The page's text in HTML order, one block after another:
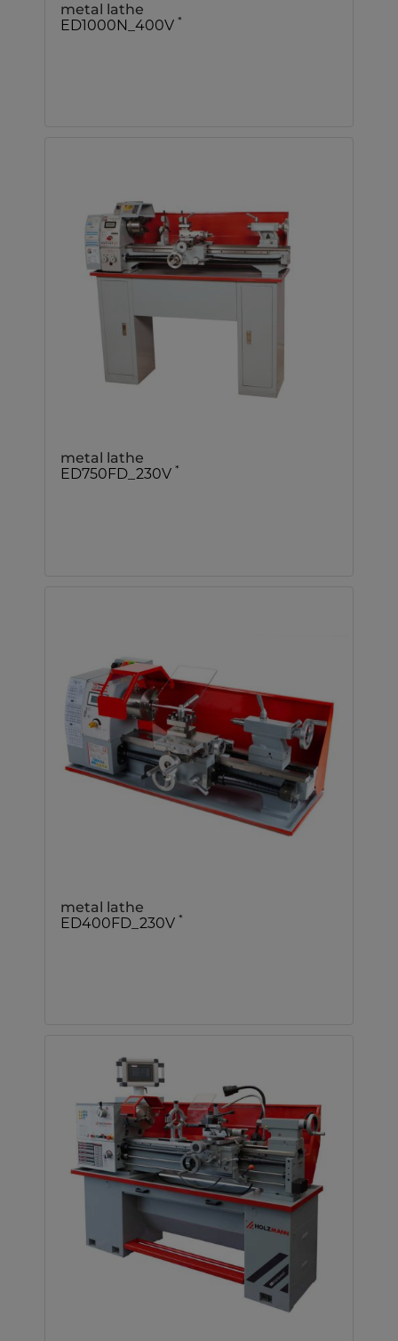
metal lathe
ED1000N_400V *
metal lathe
ED750FD_230V *
metal lathe
ED400FD_230V *